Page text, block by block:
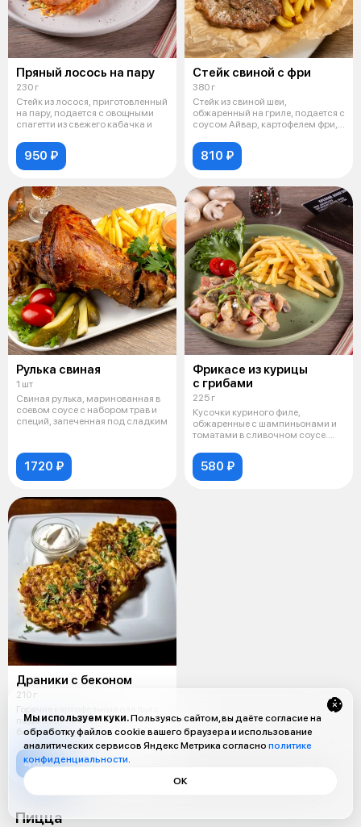
Пряный лосось на пару
230 г
Стейк из лосося, приготовленный
на пару, подается с овощными
спагетти из свежего кабачка и
950 ₽
Стейк свиной с фри
380 г
Стейк из свиной шеи,
обжаренный на гриле, подается с
соусом Айвар, картофелем фри, и
810 ₽
Рулька свиная
1 шт
Свиная рулька, маринованная в
соевом соусе с набором трав и
специй, запеченная под сладким
1720 ₽
Фрикасе из курицы
с грибами
225 г
Кусочки куриного филе,
обжаренные с шампиньонами и
томатами в сливочном соусе.
580 ₽
Драники с беконом
210 г
Горячие картофельные оладьи с
поджаренным хрустящим
беконом и сметаной.
450 ₽
Пицца
Мы используем куки.Пользуясь сайтом, вы даёте согласие на
обработку файлов cookie вашего браузера и использование
аналитических сервисов Яндекс Метрика согласно политике
конфиденциальности.
ОК